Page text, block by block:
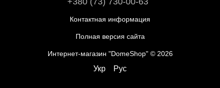
Контактная информация
Полная версия сайта
Интернет-магазин "DomeShop" © 2026
Укр Рус